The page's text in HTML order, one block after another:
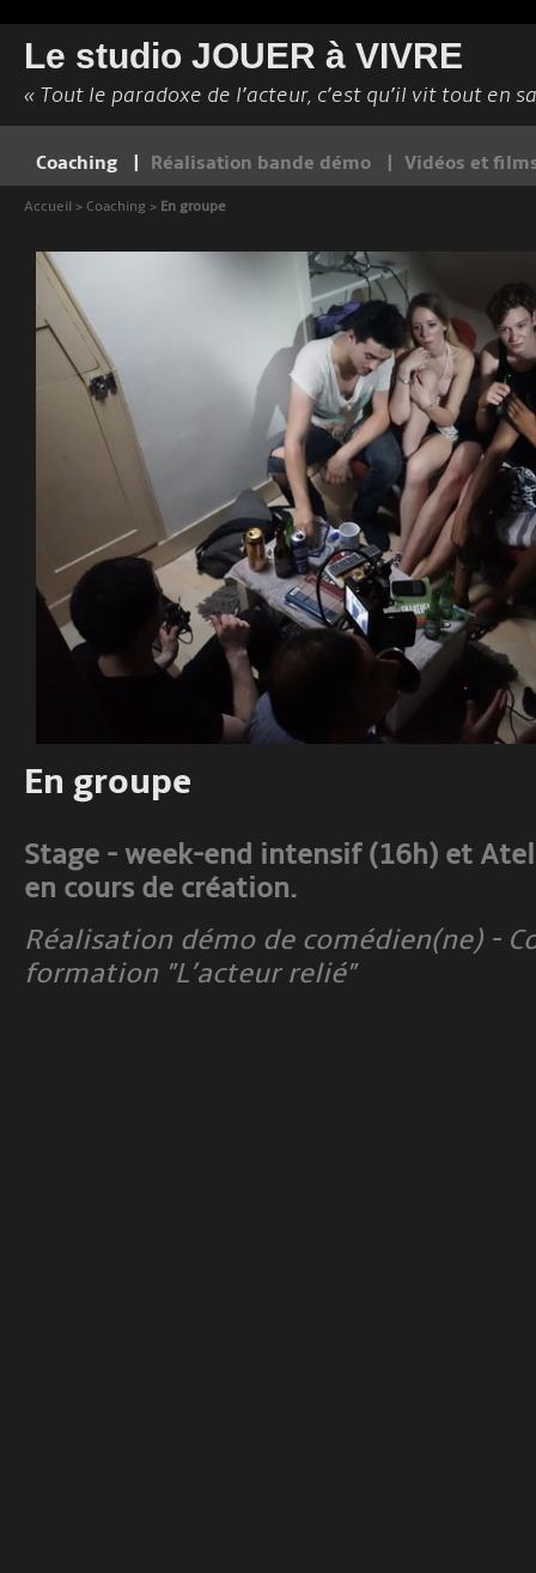
Le studio JOUER à VIVRE
« Tout le paradoxe de l’acteur, c’est qu’il vit tout en
Coaching Réalisation bande démo Vidéos et
Accueil > Coaching > En groupe
En groupe
Stage - week-end intensif (16h) et
en cours de création.
Réalisation démo de comédien(ne) -
formation "L’acteur relié"